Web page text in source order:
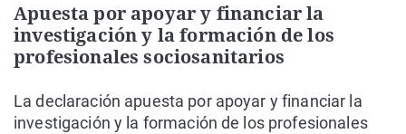
Apuesta por apoyar y financiar la
investigación y la formación de los
profesionales sociosanitarios
La declaración apuesta por apoyar y financiar la
investigación y la formación de los profesionales